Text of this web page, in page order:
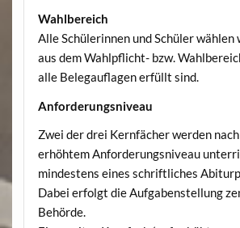
Wahlbereich
Alle Schülerinnen und Schüler wählen
aus dem Wahlpflicht- bzw.
alle Belegauflagen erfüllt sind.
Anforderungsniveau
Zwei der drei Kernfächer werden
erhöhtem Anforderungsniveau
mindestens eines schriftliches
Dabei erfolgt die Aufgabenstellung
Behörde.